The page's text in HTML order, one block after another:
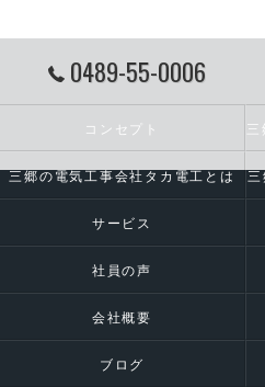
0489-55-0006
コンセプト
三郷の電気工事会社タカ電工とは
サービス
社員の声
会社概要
ブログ